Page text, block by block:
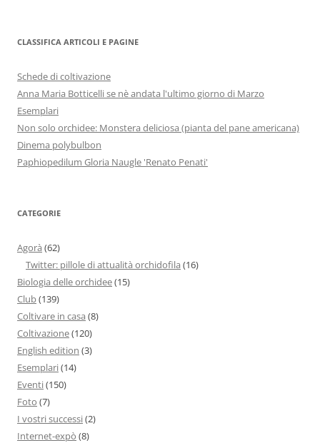
CLASSIFICA ARTICOLI E PAGINE
Schede di coltivazione
Anna Maria Botticelli se nè andata l'ultimo giorno di Marzo
Esemplari
Non solo orchidee: Monstera deliciosa (pianta del pane americana)
Dinema polybulbon
Paphiopedilum Gloria Naugle 'Renato Penati'
CATEGORIE
Agorà (62)
Twitter: pillole di attualità orchidofila (16)
Biologia delle orchidee(15)
Club(139)
Coltivare in casa (8)
Coltivazione(120)
English edition (3)
Esemplari(14)
Eventi(150)
Foto (7)
I vostri successi(2)
Internet-expò (8)